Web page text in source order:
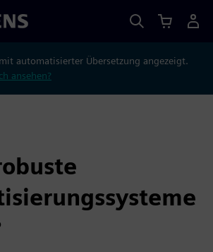
automatisierter Übersetzung angezeigt.
ansehen?